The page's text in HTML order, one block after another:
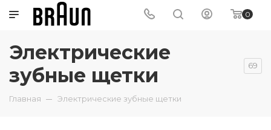
0
Электрические
зубные щетки
69
Главная Электрические зубные щетки